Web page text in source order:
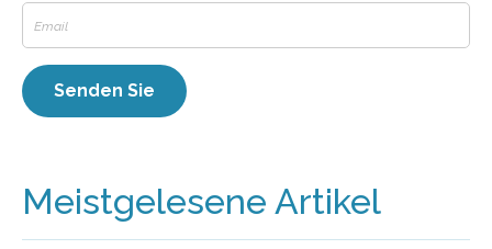
Meistgelesene Artikel